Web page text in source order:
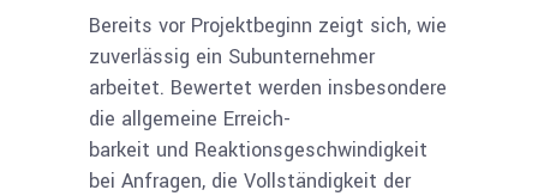
Bereits vor Projektbeginn zeigt sich, wie
zuverlässig ein Subunternehmer
arbeitet. Bewertet werden insbesondere
die allgemeine Erreich­
barkeit und Reaktionsgeschwindigkeit
bei Anfragen, die Vollständigkeit der